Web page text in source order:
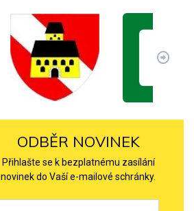
ODBĚR NOVINEK
Přihlašte se k bezplatnému zasílání
novinek do Vaší e-mailové schránky.